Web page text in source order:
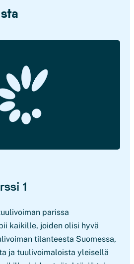
1
parissa
kaikille, joiden olisi hyvä
tilanteesta Suomessa,
ja tuulivoimaloista yleisellä